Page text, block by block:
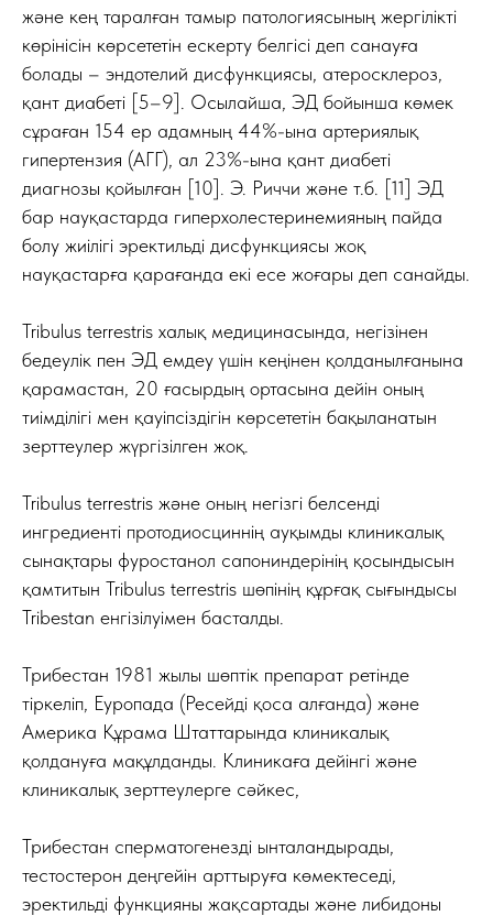
және кең таралған тамыр патологиясының жергілікті
көрінісін көрсететін ескерту белгісі деп санауға
болады – эндотелий дисфункциясы, атеросклероз,
қант диабеті [5–9]. Осылайша, ЭД бойынша көмек
сұраған 154 ер адамның 44%-ына артериялық
гипертензия (АГГ), ал 23%-ына қант диабеті
диагнозы қойылған [10]. Э. Риччи және т.б. [11] ЭД
бар науқастарда гиперхолестеринемияның пайда
болу жиілігі эректильді дисфункциясы жоқ
науқастарға қарағанда екі есе жоғары деп санайды.
Tribulus terrestris халық медицинасында, негізінен
бедеулік пен ЭД емдеу үшін кеңінен қолданылғанына
қарамастан, 20 ғасырдың ортасына дейін оның
тиімділігі мен қауіпсіздігін көрсететін бақыланатын
зерттеулер жүргізілген жоқ.
Tribulus terrestris және оның негізгі белсенді
ингредиенті протодиосциннің ауқымды клиникалық
сынақтары фуростанол сапониндерінің қосындысын
қамтитын Tribulus terrestris шөпінің құрғақ сығындысы
Tribestan енгізілуімен басталды.
Трибестан 1981 жылы шөптік препарат ретінде
тіркеліп, Еуропада (Ресейді қоса алғанда) және
Америка Құрама Штаттарында клиникалық
қолдануға мақұлданды. Клиникаға дейінгі және
клиникалық зерттеулерге сәйкес,
Трибестан сперматогенезді ынталандырады,
тестостерон деңгейін арттыруға көмектеседі,
эректильді функцияны жақсартады және либидоны